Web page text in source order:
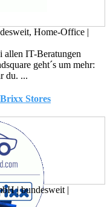
Home-Office |
allen IT-Beratungen
geht´s um mehr:
du. ...
Stores
| bundesweit |